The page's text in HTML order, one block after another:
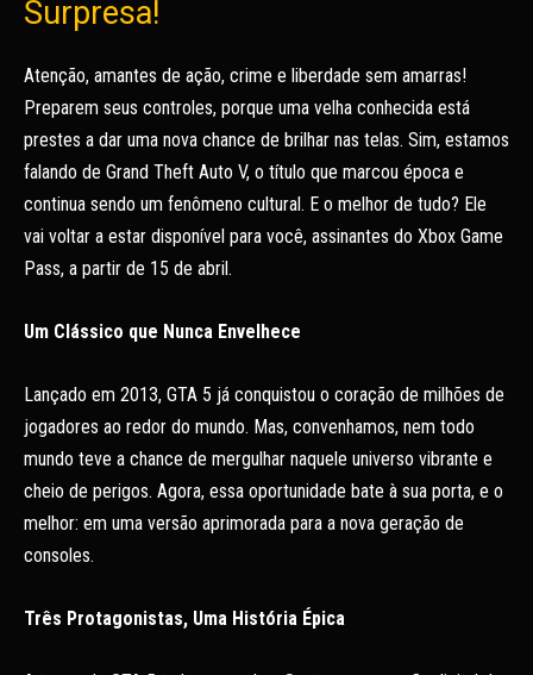
Surpresa!
Atenção, amantes de ação, crime e liberdade sem amarras!
Preparem seus controles, porque uma velha conhecida está
prestes a dar uma nova chance de brilhar nas telas. Sim, estamos
falando de Grand Theft Auto V, o título que marcou época e
continua sendo um fenômeno cultural. E o melhor de tudo? Ele
vai voltar a estar disponível para você, assinantes do Xbox Game
Pass, a partir de 15 de abril.
Um Clássico que Nunca Envelhece
Lançado em 2013, GTA 5 já conquistou o coração de milhões de
jogadores ao redor do mundo. Mas, convenhamos, nem todo
mundo teve a chance de mergulhar naquele universo vibrante e
cheio de perigos. Agora, essa oportunidade bate à sua porta, e o
melhor: em uma versão aprimorada para a nova geração de
consoles.
Três Protagonistas, Uma História Épica